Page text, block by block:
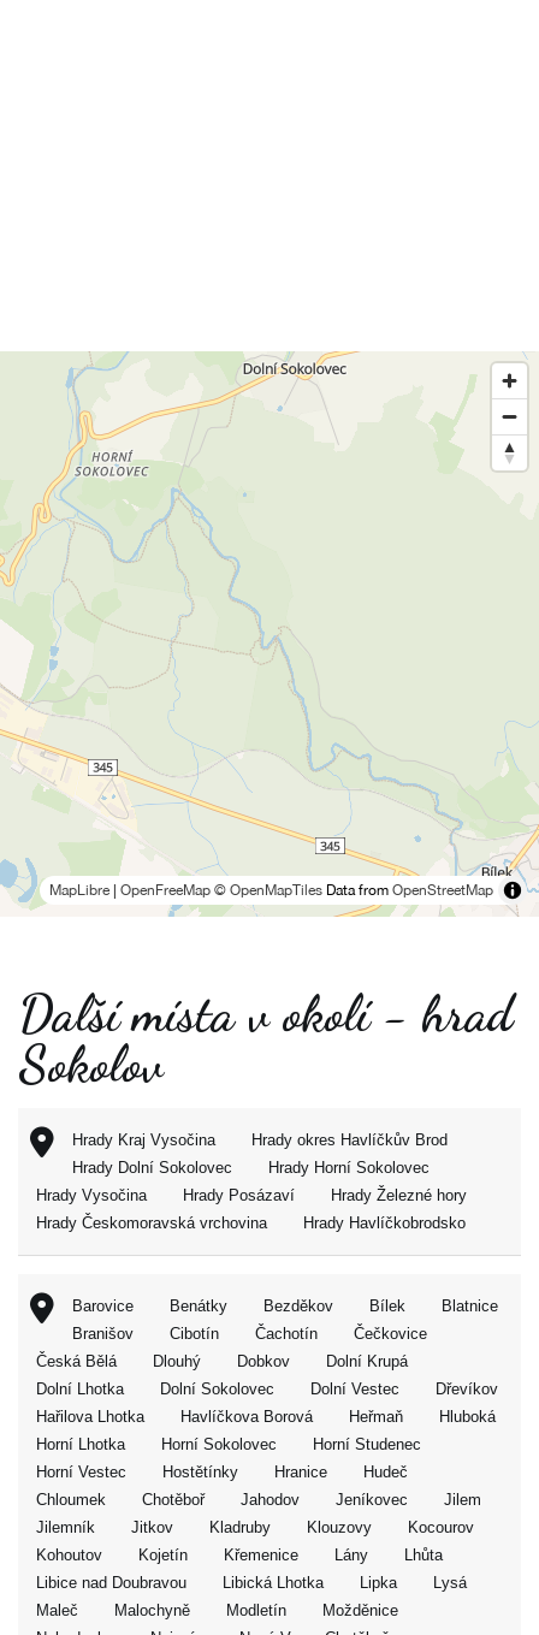
MapLibre OpenFreeMap © OpenMapTiles Data from OpenStreetMap
Další místa v okolí - hrad
Sokolov
Hrady Kraj Vysočina
Hrady okres Havlíčkův Brod
Hrady Dolní Sokolovec
Hrady Horní Sokolovec
Hrady Vysočina
Hrady Posázaví
Hrady Železné hory
Hrady Českomoravská vrchovina
Hrady Havlíčkobrodsko
Barovice Benátky Bezděkov Bílek
Blatnice
Branišov
Cibotín Čachotín
Čečkovice
Česká Bělá
Dlouhý Dobkov
Dolní Krupá
Dolní Lhotka
Dolní Sokolovec Dolní Vestec
Dřevíkov
Hařilova Lhotka
Havlíčkova Borová Heřmaň
Hluboká
Horní Lhotka
Horní Sokolovec
Horní Studenec
Horní Vestec
Hostětínky Hranice
Hudeč
Chloumek
Chotěboř Jahodov Jeníkovec
Jilem
Jilemník
Jitkov Kladruby Klouzovy
Kocourov
Kohoutov
Kojetín Křemenice Lány
Lhůta
Libice nad Doubravou
Libická Lhotka Lipka
Lysá
Maleč
Malochyně Modletín
Možděnice